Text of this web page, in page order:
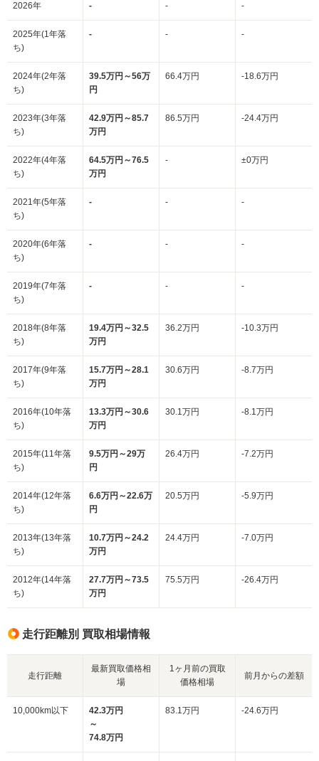
2026年 - - -
2025年(1年落
ち)
- - -
2024年(2年落
ち)
39.5万円～56万
円
66.4万円 -18.6万円
2023年(3年落
ち)
42.9万円～85.7
万円
86.5万円 -24.4万円
2022年(4年落
ち)
64.5万円～76.5
万円
- ±0万円
2021年(5年落
ち)
- - -
2020年(6年落
ち)
- - -
2019年(7年落
ち)
- - -
2018年(8年落
ち)
19.4万円～32.5
万円
36.2万円 -10.3万円
2017年(9年落
ち)
15.7万円～28.1
万円
30.6万円 -8.7万円
2016年(10年落
ち)
13.3万円～30.6
万円
30.1万円 -8.1万円
2015年(11年落
ち)
9.5万円～29万
円
26.4万円 -7.2万円
2014年(12年落
ち)
6.6万円～22.6万
円
20.5万円 -5.9万円
2013年(13年落
ち)
10.7万円～24.2
万円
24.4万円 -7.0万円
2012年(14年落
ち)
27.7万円～73.5
万円
75.5万円 -26.4万円
走行距離別 買取相場情報
走行距離
最新買取価格相
場
1ヶ月前の買取
価格相場
前月からの差額
10,000km以下
42.3万円
～
74.8万円
83.1万円 -24.6万円